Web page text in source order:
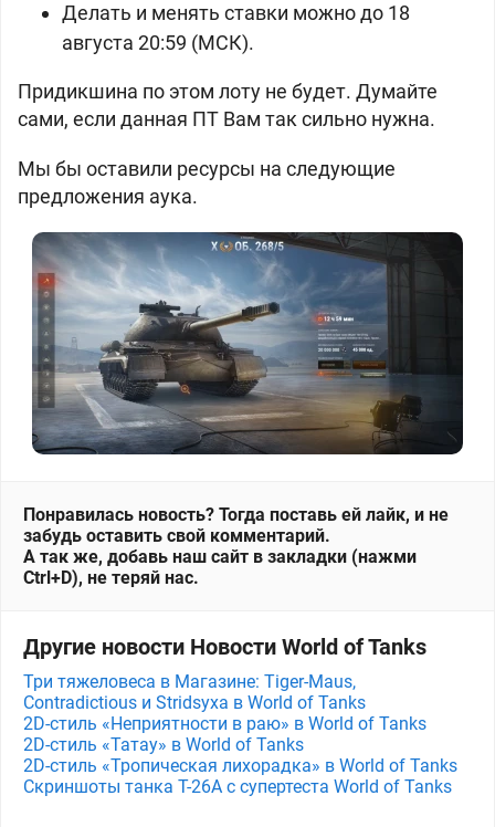
Делать и менять ставки можно до 18
августа 20:59 (МСК).
Придикшина по этом лоту не будет. Думайте
сами, если данная ПТ Вам так сильно нужна.
Мы бы оставили ресурсы на следующие
предложения аука.
Понравилась новость? Тогда поставь ей лайк, и не
забудь оставить свой комментарий.
А так же, добавь наш сайт в закладки (нажми
Ctrl+D), не теряй нас.
Другие новости Новости World of Tanks
Три тяжеловеса в Магазине: Tiger-Maus,
Contradictious и Stridsyxa в World of Tanks
2D-стиль «Неприятности в раю» в World of Tanks
2D-стиль «Татау» в World of Tanks
2D-стиль «Тропическая лихорадка» в World of Tanks
Скриншоты танка T-26A с супертеста World of Tanks